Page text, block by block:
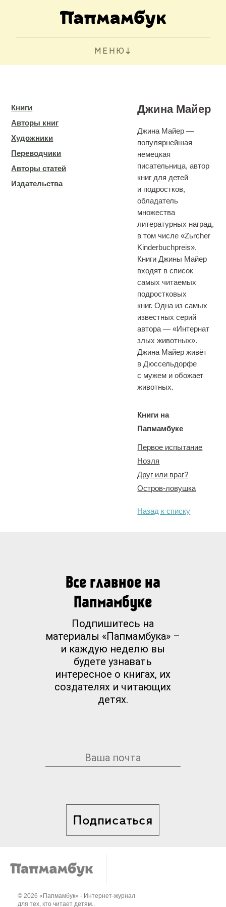
МЕНЮ
Книги
Авторы книг
Художники
Переводчики
Авторы статей
Издательства
Джина Майер
Джина Майер —
популярнейшая
немецкая
писательница, автор
книг для детей
и подростков,
обладатель
множества
литературных наград,
в том числе «Zьrcher
Kinderbuchpreis».
Книги Джины Майер
входят в список
самых читаемых
подростковых
книг. Одна из самых
известных серий
автора — «Интернат
злых животных».
Джина Майер живёт
в Дюссельдорфе
с мужем и обожает
животных.
Книги на
Папмамбуке
Первое испытание
Ноэля
Друг или враг?
Остров-ловушка
Назад к списку
Все главное на
Папмамбуке
Подпишитесь на
материалы «Папмамбука» –
и каждую неделю вы
будете узнавать
интересное о книгах, их
создателях и читающих
детях.
Подписаться
© 2026 «Папмамбук» - Интернет-журнал
для тех, кто читает детям..